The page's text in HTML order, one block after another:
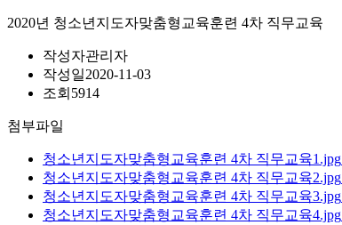
2020년 청소년지도자맞춤형교육훈련 4차 직무교육
작성자관리자
작성일2020-11-03
조회 5914
첨부파일
청소년지도자맞춤형교육훈련 4차 직무교육1.jpg
청소년지도자맞춤형교육훈련 4차 직무교육2.jpg
청소년지도자맞춤형교육훈련 4차 직무교육3.jpg
청소년지도자맞춤형교육훈련 4차 직무교육4.jpg